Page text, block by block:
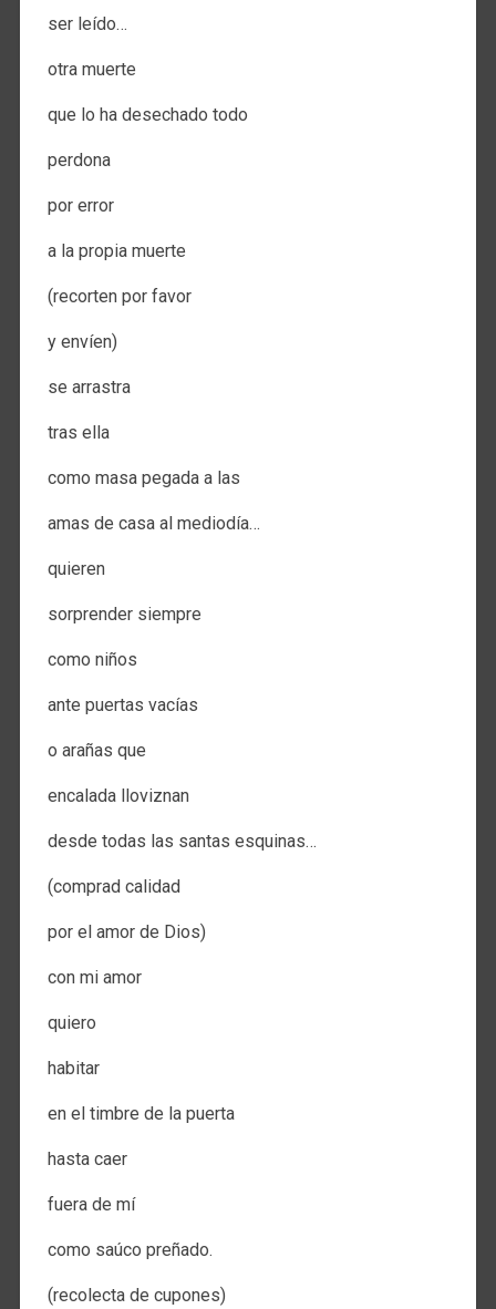
ser leído…
otra muerte
que lo ha desechado todo
perdona
por error
a la propia muerte
(recorten por favor
y envíen)
se arrastra
tras ella
como masa pegada a las
amas de casa al mediodía…
quieren
sorprender siempre
como niños
ante puertas vacías
o arañas que
encalada lloviznan
desde todas las santas esquinas…
(comprad calidad
por el amor de Dios)
con mi amor
quiero
habitar
en el timbre de la puerta
hasta caer
fuera de mí
como saúco preñado.
(recolecta de cupones)